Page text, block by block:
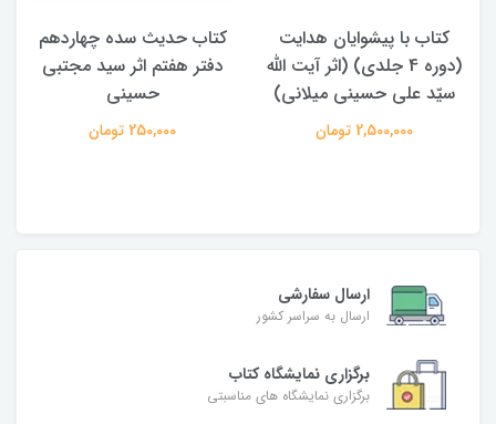
کتاب با پیشوایان هدایت
(دوره 4 جلدی) (اثر آیت الله
سیّد علی حسینی میلانی)
2,500,000 تومان
کتاب حدیث سده چهاردهم
دفتر هفتم اثر سید مجتبی
حسینی
250,000 تومان
ارسال سفارشی
ارسال به سراسر کشور
برگزاری نمایشگاه کتاب
برگزاری نمایشگاه های مناسبتی